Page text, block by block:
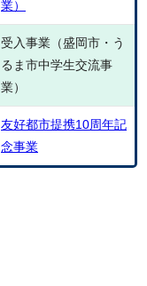
業）
受入事業（盛岡市・う
るま市中学生交流事
業）
友好都市提携10周年記
念事業